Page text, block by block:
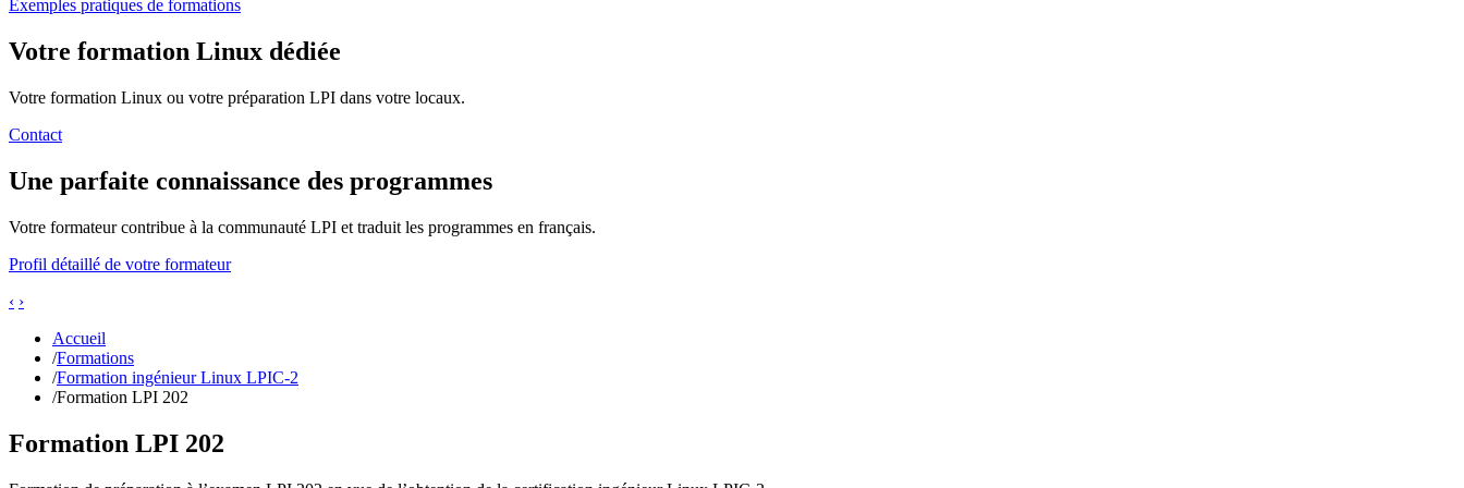
Exemples pratiques de formations
Votre formation Linux dédiée
Votre formation Linux ou votre préparation LPI dans votre locaux.
Contact
Une parfaite connaissance des programmes
Votre formateur contribue à la communauté LPI et traduit les programmes en français.
Profil détaillé de votre formateur
‹ ›
Accueil
/Formations
/Formation ingénieur Linux LPIC-2
/Formation LPI 202
Formation LPI 202